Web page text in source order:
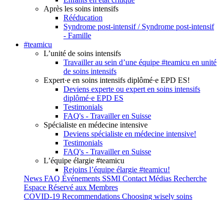
Après les soins intensifs
Rééducation
Syndrome post-intensif / Syndrome post-intensif
- Famille
#teamicu
L’unité de soins intensifs
Travailler au sein d’une équipe #teamicu en unité
de soins intensifs
Expert·e en soins intensifs diplômé·e EPD ES!
Deviens experte ou expert en soins intensifs
diplômé·e EPD ES
Testimonials
FAQ's - Travailler en Suisse
Spécialiste en médecine intensive
Deviens spécialiste en médecine intensive!
Testimonials
FAQ's - Travailler en Suisse
L’équipe élargie #teamicu
Rejoins l’équipe élargie #teamicu!
News FAQ Événements SSMI Contact Médias Recherche
Espace Réservé aux Membres
COVID-19 Recommendations Choosing wisely soins